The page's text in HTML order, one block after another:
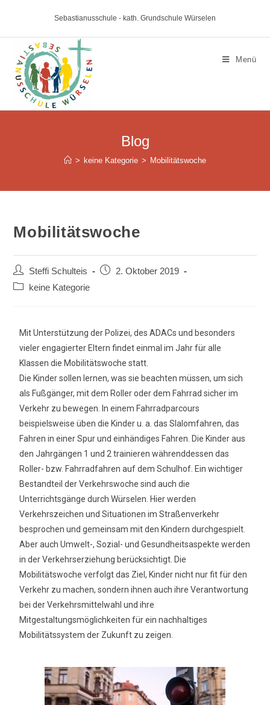
Sebastianusschule - kath. Grundschule Würselen
Menü
Blog
> keine Kategorie > Mobilitätswoche
Mobilitätswoche
Steffi Schulteis
2. Oktober 2019
keine Kategorie
Mit Unterstützung der Polizei, des ADACs und besonders
vieler engagierter Eltern findet einmal im Jahr für alle
Klassen die Mobilitätswoche statt.
Die Kinder sollen lernen, was sie beachten müssen, um sich
als Fußgänger, mit dem Roller oder dem Fahrrad sicher im
Verkehr zu bewegen. In einem Fahrradparcours
beispielsweise üben die Kinder u. a. das Slalomfahren, das
Fahren in einer Spur und einhändiges Fahren. Die Kinder aus
den Jahrgängen 1 und 2 trainieren währenddessen das
Roller- bzw. Fahrradfahren auf dem Schulhof. Ein wichtiger
Bestandteil der Verkehrswoche sind auch die
Unterrichtsgänge durch Würselen. Hier werden
Verkehrszeichen und Situationen im Straßenverkehr
besprochen und gemeinsam mit den Kindern durchgespielt.
Aber auch Umwelt-, Sozial- und Gesundheitsaspekte werden
in der Verkehrserziehung berücksichtigt. Die
Mobilitätswoche verfolgt das Ziel, Kinder nicht nur fit für den
Verkehr zu machen, sondern ihnen auch ihre Verantwortung
bei der Verkehrsmittelwahl und ihre
Mitgestaltungsmöglichkeiten für ein nachhaltiges
Mobilitätssystem der Zukunft zu zeigen.